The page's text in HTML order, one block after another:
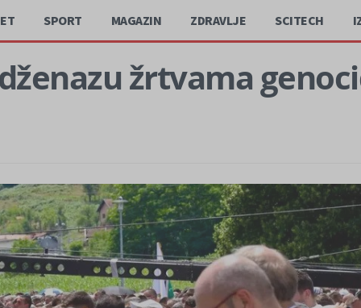
SPORT MAGAZIN ZDRAVLJE SCITECH
žrtvama